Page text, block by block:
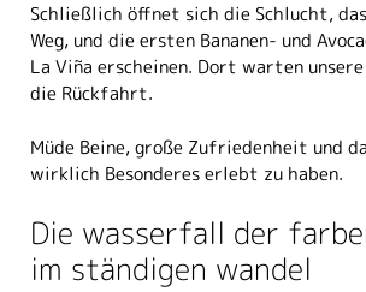
Schließlich öffnet sich die Schlucht,
Weg, und die ersten Bananen- und
La Viña erscheinen. Dort warten
die Rückfahrt.
Müde Beine, große Zufriedenheit und
wirklich Besonderes erlebt zu haben.
Die wasserfall der
im ständigen wandel